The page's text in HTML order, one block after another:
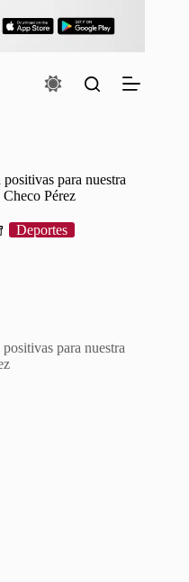
para nuestra
Pérez
Deportes